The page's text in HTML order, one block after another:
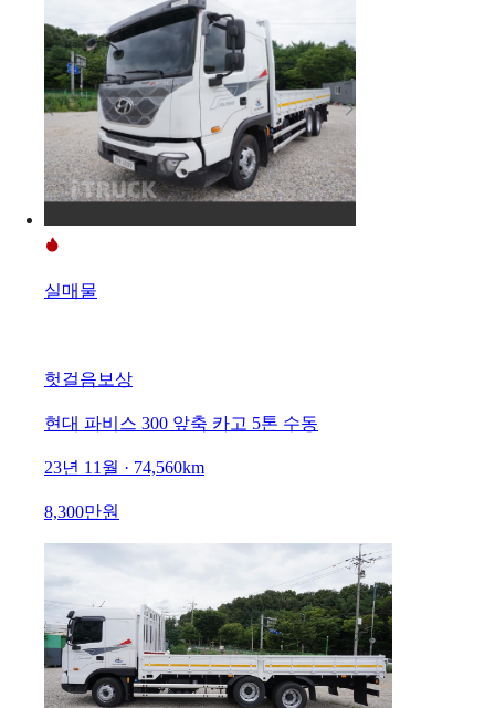
실매물
헛걸음보상
현대 파비스 300 앞축 카고 5톤 수동
23년 11월 · 74,560km
8,300만원